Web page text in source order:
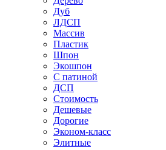
Дуб
ЛДСП
Массив
Пластик
Шпон
Экошпон
С патиной
ДСП
Стоимость
Дешевые
Дорогие
Эконом-класс
Элитные